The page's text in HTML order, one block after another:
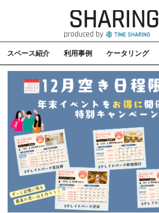
SHARING
produced by
スペース紹介 利用事例 ケータリング